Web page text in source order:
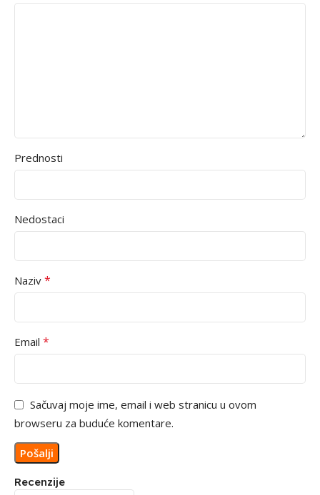
Recenzije
Prednosti
Nedostaci
Naziv *
Email *
Sačuvaj moje ime, email i web stranicu u ovom
browseru za buduće komentare.